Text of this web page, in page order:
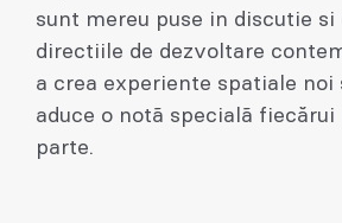
sunt mereu puse in discutie si
directiile de dezvoltare
a crea experiente spatiale noi
aduce o notã specialã
parte.